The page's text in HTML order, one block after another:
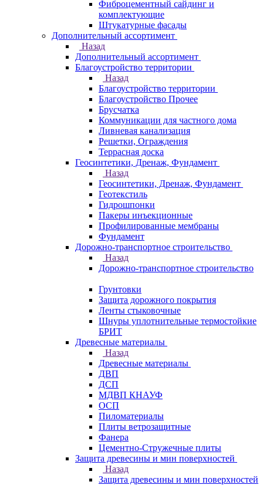
Фиброцементный сайдинг и
комплектующие
Штукатурные фасады
Дополнительный ассортимент
Назад
Дополнительный ассортимент
Благоустройство территории
Назад
Благоустройство территории
Благоустройство Прочее
Брусчатка
Коммуникации для частного дома
Ливневая канализация
Решетки, Ограждения
Террасная доска
Геосинтетики, Дренаж, Фундамент
Назад
Геосинтетики, Дренаж, Фундамент
Геотекстиль
Гидрошпонки
Пакеры инъекционные
Профилированные мембраны
Фундамент
Дорожно-транспортное строительство
Назад
Дорожно-транспортное строительство
Грунтовки
Защита дорожного покрытия
Ленты стыковочные
Шнуры уплотнительные термостойкие
БРИТ
Древесные материалы
Назад
Древесные материалы
ДВП
ДСП
МДВП КНАУФ
ОСП
Пиломатериалы
Плиты ветрозащитные
Фанера
Цементно-Стружечные плиты
Защита древесины и мин поверхностей
Назад
Защита древесины и мин поверхностей